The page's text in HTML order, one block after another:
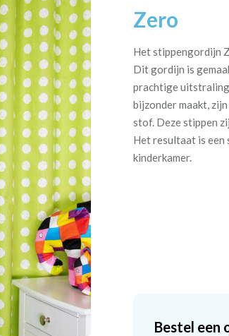
Zero
Het stippengordijn
Dit gordijn is
prachtige uitstraling
bijzonder maakt,
stof. Deze stippen
Het resultaat is een
kinderkamer.
Bestel een